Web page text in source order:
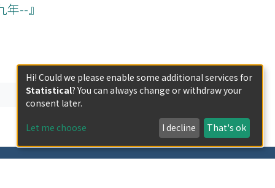
--』
Hi! Could we please enable some additional services for
Statistical? You can always change or withdraw your
consent later.
Let me choose I decline That's ok